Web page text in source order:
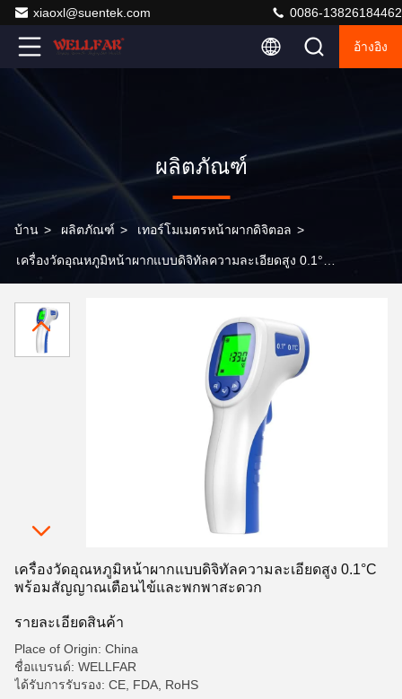
xiaoxl@suentek.com 0086-13826184462
อ้างอิง
ผลิตภัณฑ์
บ้าน > ผลิตภัณฑ์ > เทอร์โมเมตรหน้าผากดิจิตอล >
เครื่องวัดอุณหภูมิหน้าผากแบบดิจิทัลความละเอียดสูง 0.1°C
เครื่องวัดอุณหภูมิหน้าผากแบบดิจิทัลความละเอียดสูง 0.1°C
พร้อมสัญญาณเตือนไข้และพกพาสะดวก
รายละเอียดสินค้า
Place of Origin: China
ชื่อแบรนด์: WELLFAR
ได้รับการรับรอง: CE, FDA, RoHS